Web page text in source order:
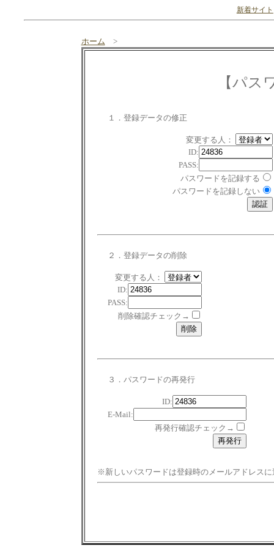
新着サイト
ホーム >
【パス
１．登録データの修正
変更する人：
ID:
PASS:
パスワードを記録する
パスワードを記録しない
２．登録データの削除
変更する人：
ID:
PASS:
削除確認チェック→
３．パスワードの再発行
ID:
E-Mail:
再発行確認チェック→
※新しいパスワードは登録時のメールアドレスに